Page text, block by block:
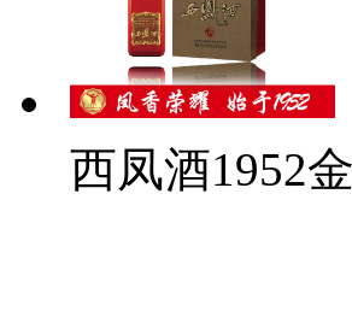
西凤酒1952